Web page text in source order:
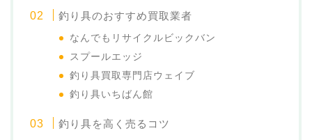
釣り具のおすすめ買取業者
なんでもリサイクルビックバン
スプールエッジ
釣り具買取専門店ウェイブ
釣り具いちばん館
釣り具を高く売るコツ